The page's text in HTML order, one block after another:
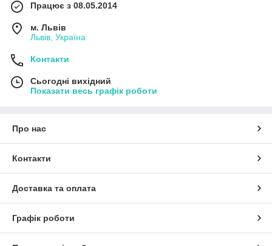
Працює з 08.05.2014
м. Львів
Львів, Україна
Контакти
Сьогодні вихідний
Показати весь графік роботи
Про нас
Контакти
Доставка та оплата
Графік роботи